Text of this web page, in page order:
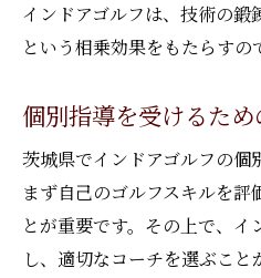
インドアゴルフは、技術の
という相乗効果をもたらすの
個別指導を受けるた
茨城県でインドアゴルフの個
まず自己のゴルフスキルを評
とが重要です。その上で、イ
し、適切なコーチを選ぶこ